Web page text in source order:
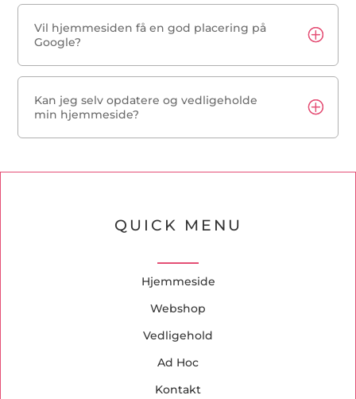
Vil hjemmesiden få en god placering på
Google?
Kan jeg selv opdatere og vedligeholde
min hjemmeside?
QUICK MENU
Hjemmeside
Webshop
Vedligehold
Ad Hoc
Kontakt